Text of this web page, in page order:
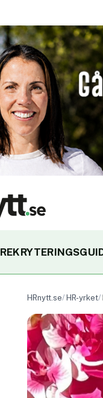
HRnytt.se HR-yrket